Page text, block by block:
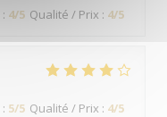
: 4/5 Qualité / Prix : 4/5
: 5/5 Qualité / Prix : 4/5